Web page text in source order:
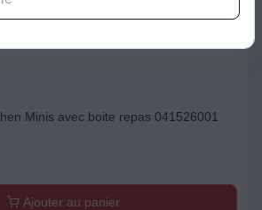
Minis avec boite repas 041526001
Ajouter au panier